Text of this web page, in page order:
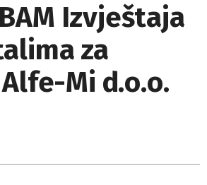
Izvještaja
za
Mi d.o.o.